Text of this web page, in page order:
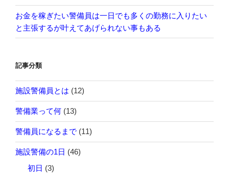
お金を稼ぎたい警備員は一日でも多くの勤務に入りたい
と主張するが叶えてあげられない事もある
記事分類
施設警備員とは (12)
警備業って何 (13)
警備員になるまで (11)
施設警備の1日 (46)
初日 (3)